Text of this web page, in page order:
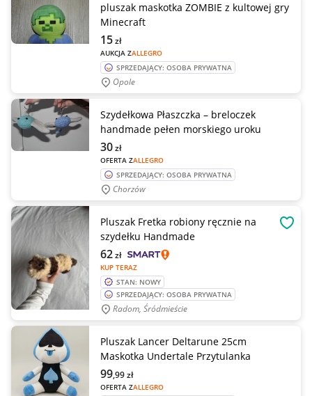
pluszak maskotka ZOMBIE z kultowej gry
Minecraft
AUKCJA ZALLEGRO
15zł
SPRZEDAJĄCY: OSOBA PRYWATNA
Opole
Szydełkowa Płaszczka – breloczek
handmade pełen morskiego uroku
OFERTA ZALLEGRO
30zł
SPRZEDAJĄCY: OSOBA PRYWATNA
Chorzów
Pluszak Fretka robiony ręcznie na
szydełku Handmade
KUP TERAZ
62zł
STAN: NOWY
SPRZEDAJĄCY: OSOBA PRYWATNA
Radom, Śródmieście
Pluszak Lancer Deltarune 25cm
Maskotka Undertale Przytulanka
OFERTA ZALLEGRO
99,99zł